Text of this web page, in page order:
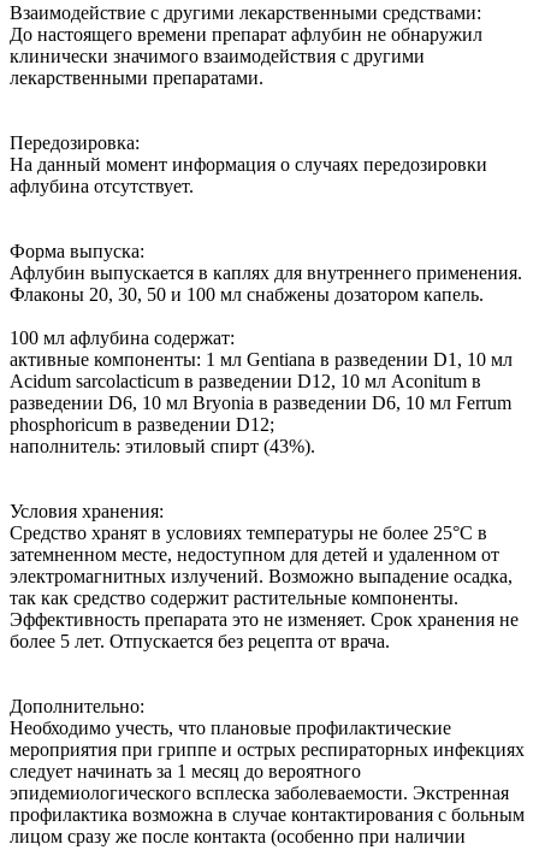
Взаимодействие с другими лекарственными средствами:
До настоящего времени препарат афлубин не обнаружил
клинически значимого взаимодействия с другими
лекарственными препаратами.
Передозировка:
На данный момент информация о случаях передозировки
афлубина отсутствует.
Форма выпуска:
Афлубин выпускается в каплях для внутреннего применения.
Флаконы 20, 30, 50 и 100 мл снабжены дозатором капель.
100 мл афлубина содержат:
активные компоненты: 1 мл Gentiana в разведении D1, 10 мл
Acidum sarcolacticum в разведении D12, 10 мл Aconitum в
разведении D6, 10 мл Bryonia в разведении D6, 10 мл Ferrum
phosphoricum в разведении D12;
наполнитель: этиловый спирт (43%).
Условия хранения:
Средство хранят в условиях температуры не более 25°С в
затемненном месте, недоступном для детей и удаленном от
электромагнитных излучений. Возможно выпадение осадка,
так как средство содержит растительные компоненты.
Эффективность препарата это не изменяет. Срок хранения не
более 5 лет. Отпускается без рецепта от врача.
Дополнительно:
Необходимо учесть, что плановые профилактические
мероприятия при гриппе и острых респираторных инфекциях
следует начинать за 1 месяц до вероятного
эпидемиологического всплеска заболеваемости. Экстренная
профилактика возможна в случае контактирования с больным
лицом сразу же после контакта (особенно при наличии